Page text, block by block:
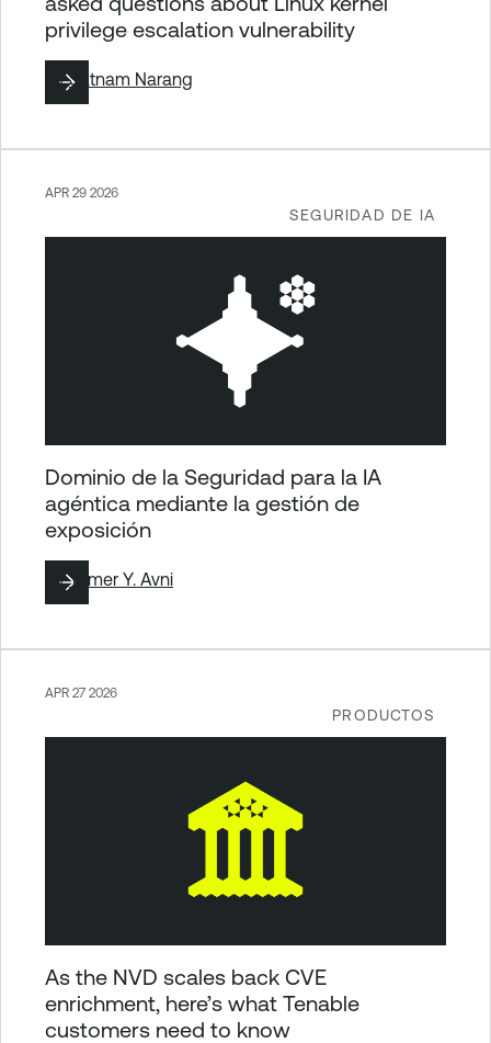
privilege escalation vulnerability
BySatnam Narang
SEGURIDAD DE IA
APR 29 2026
Dominio de la Seguridad para la IA
agéntica mediante la gestión de
exposición
ByTomer Y. Avni
PRODUCTOS
APR 27 2026
As the NVD scales back CVE
enrichment, here’s what Tenable
customers need to know